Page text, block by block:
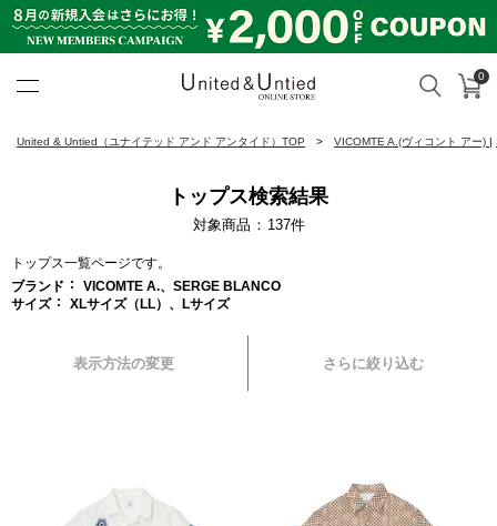
検索 カ
0
United & Untied（ユナイテッド アンド アンタイド）TOP VICOMTE A.(ヴィコント アー) |
トップス検索結果
対象商品 137件
トップス一覧ページです。
ブランド
VICOMTE A.、SERGE BLANCO
サイズ
XLサイズ（LL）、Lサイズ
表示方法の変更 さらに絞り込む